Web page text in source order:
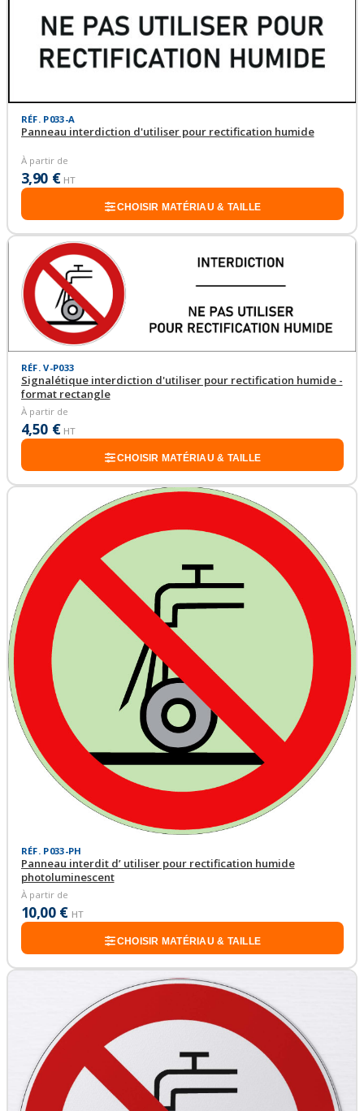
RÉF. P033-A
Panneau interdiction d'utiliser pour rectification humide
À partir de
3,90 € HT
CHOISIR MATÉRIAU & TAILLE
RÉF. V-P033
Signalétique interdiction d'utiliser pour rectification humide -
format rectangle
À partir de
4,50 € HT
CHOISIR MATÉRIAU & TAILLE
RÉF. P033-PH
Panneau interdit d’ utiliser pour rectification humide
photoluminescent
À partir de
10,00 € HT
CHOISIR MATÉRIAU & TAILLE